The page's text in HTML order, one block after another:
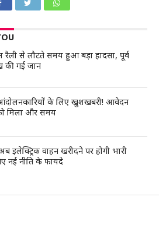
रैली से लौटते समय हुआ बड़ा हादसा, पूर्व
की गई जान
के लिए खुशखबरी! आवेदन
मिला और समय
इलेक्ट्रिक वाहन खरीदने पर होगी भारी
नई नीति के फायदे